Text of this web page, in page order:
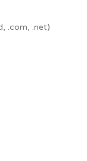
.com, .net)